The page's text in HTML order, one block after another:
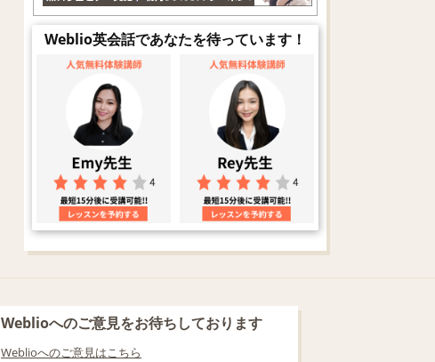
Weblio英会話であなたを待っています！
Weblioへのご意見をお待ちしております
Weblioへのご意見はこちら